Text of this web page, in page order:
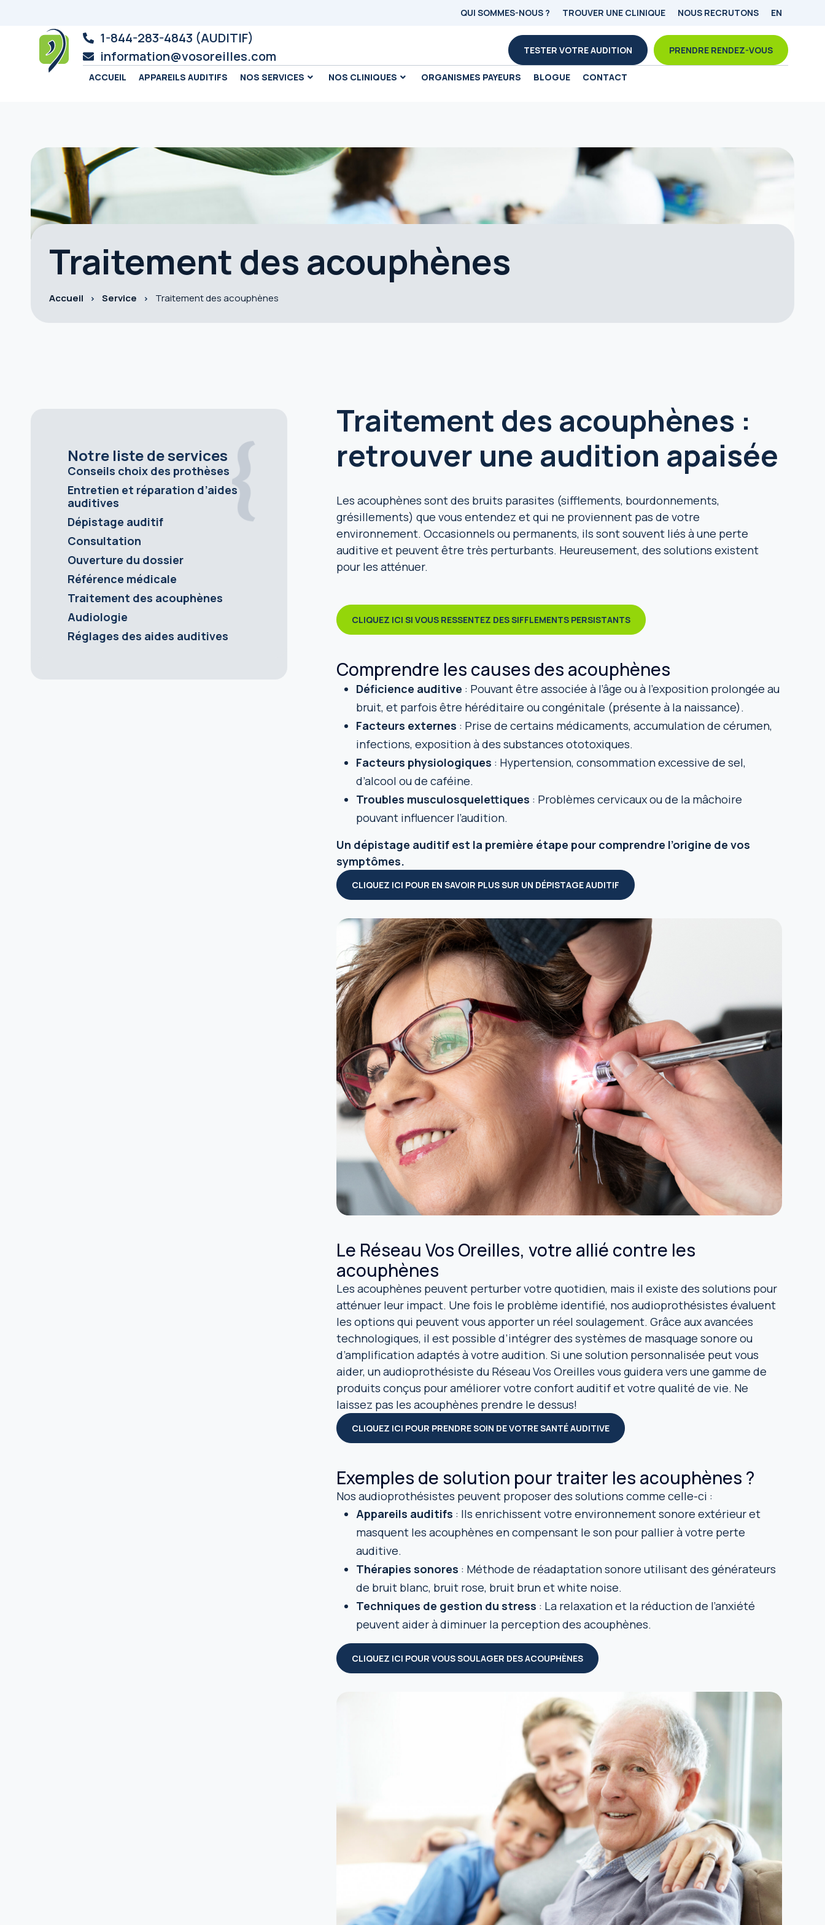
1-844-283-4843 (AUDITIF)
information@vosoreilles.com
TESTER VOTRE AUDITION PRENDRE RENDEZ-VOUS
ACCUEIL APPAREILS AUDITIFS NOS SERVICES NOS CLINIQUES ORGANISMES PAYEURS BLOGUE CONTACT
QUI SOMMES-NOUS ? TROUVER UNE CLINIQUE NOUS RECRUTONS EN
Traitement des acouphènes
Accueil Service Traitement des acouphènes
Notre liste de services
Conseils choix des prothèses
Entretien et réparation d’aides
auditives
Dépistage auditif
Consultation
Ouverture du dossier
Référence médicale
Traitement des acouphènes
Audiologie
Réglages des aides auditives
Traitement des acouphènes :
retrouver une audition apaisée
Les acouphènes sont des bruits parasites (sifflements, bourdonnements,
grésillements) que vous entendez et qui ne proviennent pas de votre
environnement. Occasionnels ou permanents, ils sont souvent liés à une perte
auditive et peuvent être très perturbants. Heureusement, des solutions existent
pour les atténuer.
CLIQUEZ ICI SI VOUS RESSENTEZ DES SIFFLEMENTS PERSISTANTS
Comprendre les causes des acouphènes
Déficience auditive : Pouvant être associée à l’âge ou à l’exposition prolongée au
bruit, et parfois être héréditaire ou congénitale (présente à la naissance).
Facteurs externes : Prise de certains médicaments, accumulation de cérumen,
infections, exposition à des substances ototoxiques.
Facteurs physiologiques : Hypertension, consommation excessive de sel,
d’alcool ou de caféine.
Troubles musculosquelettiques : Problèmes cervicaux ou de la mâchoire
pouvant influencer l’audition.
Un dépistage auditif est la première étape pour comprendre l’origine de vos
symptômes.
CLIQUEZ ICI POUR EN SAVOIR PLUS SUR UN DÉPISTAGE AUDITIF
Le Réseau Vos Oreilles, votre allié contre les
acouphènes
Les acouphènes peuvent perturber votre quotidien, mais il existe des solutions pour
atténuer leur impact. Une fois le problème identifié, nos audioprothésistes évaluent
les options qui peuvent vous apporter un réel soulagement. Grâce aux avancées
technologiques, il est possible d’intégrer des systèmes de masquage sonore ou
d’amplification adaptés à votre audition. Si une solution personnalisée peut vous
aider, un audioprothésiste du Réseau Vos Oreilles vous guidera vers une gamme de
produits conçus pour améliorer votre confort auditif et votre qualité de vie. Ne
laissez pas les acouphènes prendre le dessus!
CLIQUEZ ICI POUR PRENDRE SOIN DE VOTRE SANTÉ AUDITIVE
Exemples de solution pour traiter les acouphènes ?
Nos audioprothésistes peuvent proposer des solutions comme celle-ci :
Appareils auditifs : Ils enrichissent votre environnement sonore extérieur et
masquent les acouphènes en compensant le son pour pallier à votre perte
auditive.
Thérapies sonores : Méthode de réadaptation sonore utilisant des générateurs
de bruit blanc, bruit rose, bruit brun et white noise.
Techniques de gestion du stress : La relaxation et la réduction de l’anxiété
peuvent aider à diminuer la perception des acouphènes.
CLIQUEZ ICI POUR VOUS SOULAGER DES ACOUPHÈNES